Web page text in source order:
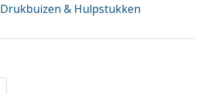
Drukbuizen & Hulpstukken